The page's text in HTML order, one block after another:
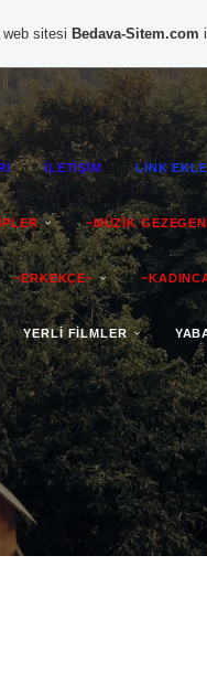
İLETİŞİM LİNK EKLE
~MÜZİK
~ERKEKÇE~
YERLİ FİLMLER
web sitesi Bedava-Sitem.com